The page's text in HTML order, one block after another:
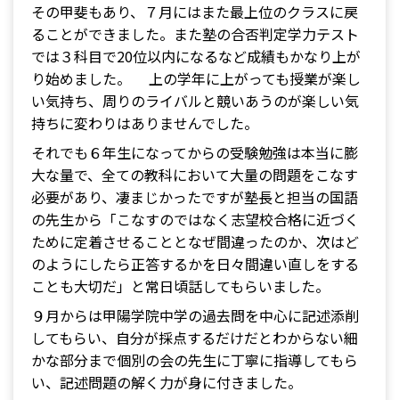
その甲斐もあり、７月にはまた最上位のクラスに戻
ることができました。また塾の合否判定学力テスト
では３科目で20位以内になるなど成績もかなり上が
り始めました。 上の学年に上がっても授業が楽し
い気持ち、周りのライバルと競いあうのが楽しい気
持ちに変わりはありませんでした。
それでも６年生になってからの受験勉強は本当に膨
大な量で、全ての教科において大量の問題をこなす
必要があり、凄まじかったですが塾長と担当の国語
の先生から「こなすのではなく志望校合格に近づく
ために定着させることとなぜ間違ったのか、次はど
のようにしたら正答するかを日々間違い直しをする
ことも大切だ」と常日頃話してもらいました。
９月からは甲陽学院中学の過去問を中心に記述添削
してもらい、自分が採点するだけだとわからない細
かな部分まで個別の会の先生に丁寧に指導してもら
い、記述問題の解く力が身に付きました。